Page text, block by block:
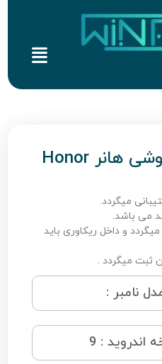
حذف قطعی Frp گوشی هانر Honor
میگردد.
و داخل ریکاوری باید
ثبت میگردد .
نامبر :
اندروید : 9